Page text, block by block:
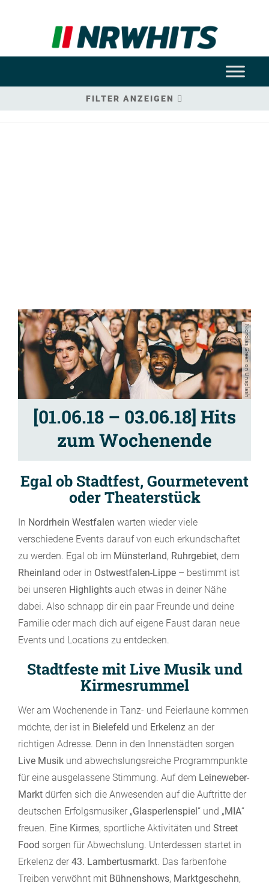
FILTER ANZEIGEN
Nicholas Green on Unsplash
[01.06.18 – 03.06.18] Hits
zum Wochenende
Egal ob Stadtfest, Gourmetevent
oder Theaterstück
In Nordrhein Westfalen warten wieder viele
verschiedene Events darauf von euch erkundschaftet
zu werden. Egal ob im Münsterland, Ruhrgebiet, dem
Rheinland oder in Ostwestfalen-Lippe – bestimmt ist
bei unseren Highlights auch etwas in deiner Nähe
dabei. Also schnapp dir ein paar Freunde und deine
Familie oder mach dich auf eigene Faust daran neue
Events und Locations zu entdecken.
Stadtfeste mit Live Musik und
Kirmesrummel
Wer am Wochenende in Tanz- und Feierlaune kommen
möchte, der ist in Bielefeld und Erkelenz an der
richtigen Adresse. Denn in den Innenstädten sorgen
Live Musik und abwechslungsreiche Programmpunkte
für eine ausgelassene Stimmung. Auf dem Leineweber-
Markt dürfen sich die Anwesenden auf die Auftritte der
deutschen Erfolgsmusiker „Glasperlenspiel“ und „MIA“
freuen. Eine Kirmes, sportliche Aktivitäten und Street
Food sorgen für Abwechslung. Unterdessen startet in
Erkelenz der 43. Lambertusmarkt. Das farbenfohe
Treiben verwöhnt mit Bühnenshows, Marktgeschehn,